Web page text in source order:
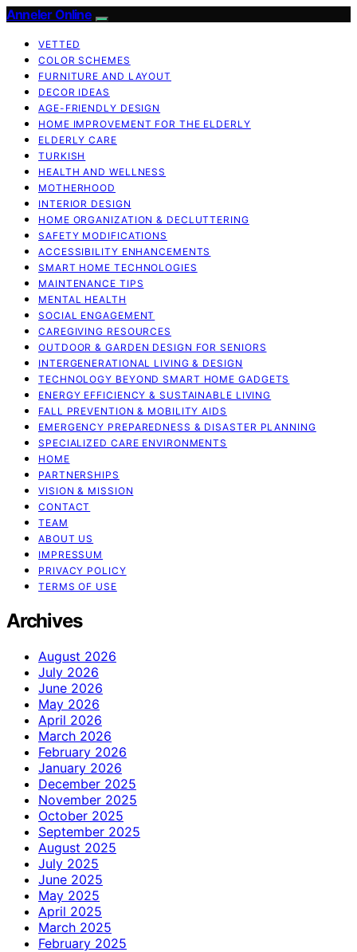
Anneler Online
VETTED
COLOR SCHEMES
FURNITURE AND LAYOUT
DECOR IDEAS
AGE-FRIENDLY DESIGN
HOME IMPROVEMENT FOR THE ELDERLY
ELDERLY CARE
TURKISH
HEALTH AND WELLNESS
MOTHERHOOD
INTERIOR DESIGN
HOME ORGANIZATION & DECLUTTERING
SAFETY MODIFICATIONS
ACCESSIBILITY ENHANCEMENTS
SMART HOME TECHNOLOGIES
MAINTENANCE TIPS
MENTAL HEALTH
SOCIAL ENGAGEMENT
CAREGIVING RESOURCES
OUTDOOR & GARDEN DESIGN FOR SENIORS
INTERGENERATIONAL LIVING & DESIGN
TECHNOLOGY BEYOND SMART HOME GADGETS
ENERGY EFFICIENCY & SUSTAINABLE LIVING
FALL PREVENTION & MOBILITY AIDS
EMERGENCY PREPAREDNESS & DISASTER PLANNING
SPECIALIZED CARE ENVIRONMENTS
HOME
PARTNERSHIPS
VISION & MISSION
CONTACT
TEAM
ABOUT US
IMPRESSUM
PRIVACY POLICY
TERMS OF USE
Archives
August 2026
July 2026
June 2026
May 2026
April 2026
March 2026
February 2026
January 2026
December 2025
November 2025
October 2025
September 2025
August 2025
July 2025
June 2025
May 2025
April 2025
March 2025
February 2025